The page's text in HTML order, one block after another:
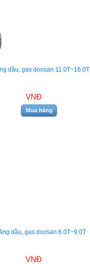
dầu, gas doosan 11.0T~16.0T
VNĐ
dầu, gas doosan 6.0T~9.0T
VNĐ